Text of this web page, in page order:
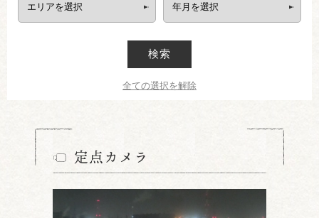
検索
全ての選択を解除
定点カメラ